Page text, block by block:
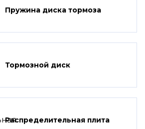
Пружина диска тормоза
Тормозной диск
Распределительная плита